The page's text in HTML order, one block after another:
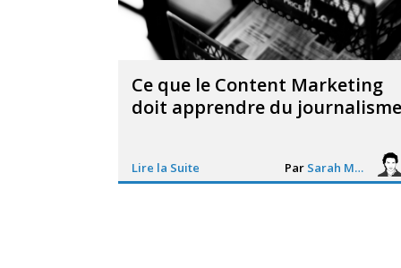
Ce que le Content Marketing
doit apprendre du journalisme
Lire la Suite Par Sarah Mouton